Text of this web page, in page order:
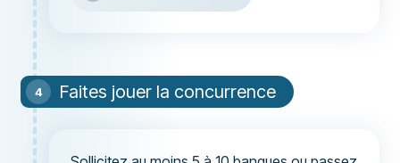
Faites jouer la concurrence